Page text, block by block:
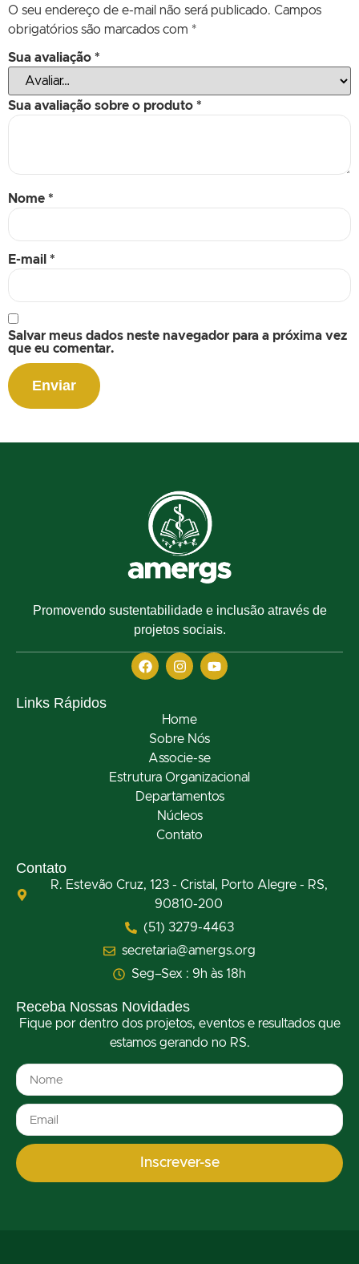
O seu endereço de e-mail não será publicado. Campos
obrigatórios são marcados com *
Sua avaliação *
Sua avaliação sobre o produto *
Nome *
E-mail *
Salvar meus dados neste navegador para a próxima vez
que eu comentar.
Promovendo sustentabilidade e inclusão através de
projetos sociais.
Links Rápidos
Home
Sobre Nós
Associe-se
Estrutura Organizacional
Departamentos
Núcleos
Contato
Contato
R. Estevão Cruz, 123 - Cristal, Porto Alegre - RS,
90810-200
(51) 3279-4463
secretaria@amergs.org
Seg–Sex : 9h às 18h
Receba Nossas Novidades
Fique por dentro dos projetos, eventos e resultados que
estamos gerando no RS.
Inscrever-se